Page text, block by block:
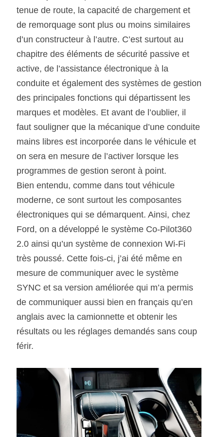
tenue de route, la capacité de chargement et
de remorquage sont plus ou moins similaires
d’un constructeur à l’autre. C’est surtout au
chapitre des éléments de sécurité passive et
active, de l’assistance électronique à la
conduite et également des systèmes de gestion
des principales fonctions qui départissent les
marques et modèles. Et avant de l’oublier, il
faut souligner que la mécanique d’une conduite
mains libres est incorporée dans le véhicule et
on sera en mesure de l’activer lorsque les
programmes de gestion seront à point.
Bien entendu, comme dans tout véhicule
moderne, ce sont surtout les composantes
électroniques qui se démarquent. Ainsi, chez
Ford, on a développé le système Co-Pilot360
2.0 ainsi qu’un système de connexion Wi-Fi
très poussé. Cette fois-ci, j’ai été même en
mesure de communiquer avec le système
SYNC et sa version améliorée qui m’a permis
de communiquer aussi bien en français qu’en
anglais avec la camionnette et obtenir les
résultats ou les réglages demandés sans coup
férir.